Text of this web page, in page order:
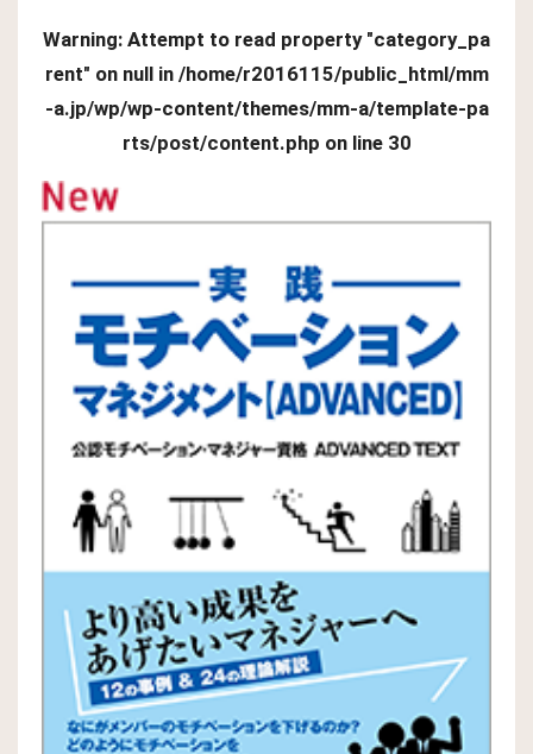
Warning: Attempt to read property "category_pa
rent" on null in /home/r2016115/public_html/mm
-a.jp/wp/wp-content/themes/mm-a/template-pa
rts/post/content.php on line 30